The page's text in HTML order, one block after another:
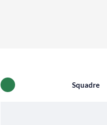
Squadre